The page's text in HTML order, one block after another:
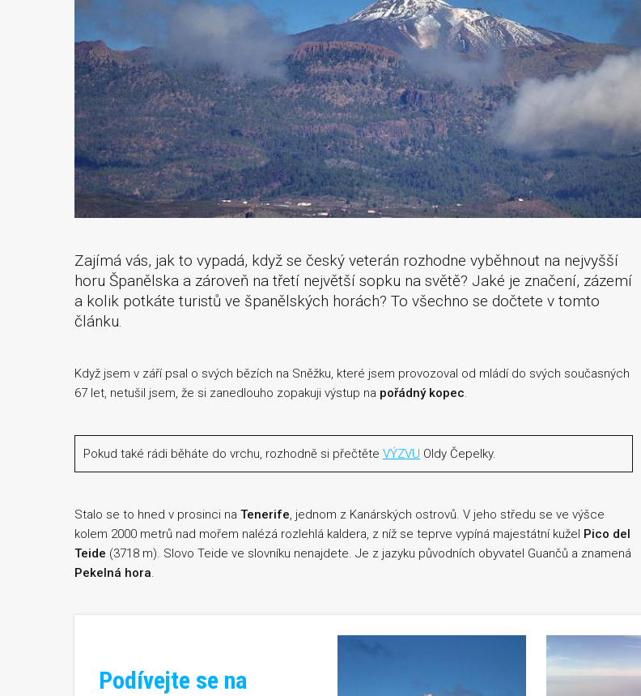
Zajímá vás, jak to vypadá, když se český veterán rozhodne vyběhnout na nejvyšší
horu Španělska a zároveň na třetí největší sopku na světě? Jaké je značení, zázemí
a kolik potkáte turistů ve španělských horách? To všechno se dočtete v tomto
článku.
Když jsem v září psal o svých bězích na Sněžku, které jsem provozoval od mládí do svých současných
67 let, netušil jsem, že si zanedlouho zopakuji výstup na pořádný kopec.
Pokud také rádi běháte do vrchu, rozhodně si přečtěte VÝZVU Oldy Čepelky.
Stalo se to hned v prosinci na Tenerife, jednom z Kanárských ostrovů. V jeho středu se ve výšce
kolem 2000 metrů nad mořem nalézá rozlehlá kaldera, z níž se teprve vypíná majestátní kužel Pico del
Teide (3718 m). Slovo Teide ve slovníku nenajdete. Je z jazyku původních obyvatel Guančů a znamená
Pekelná hora.
Podívejte se na